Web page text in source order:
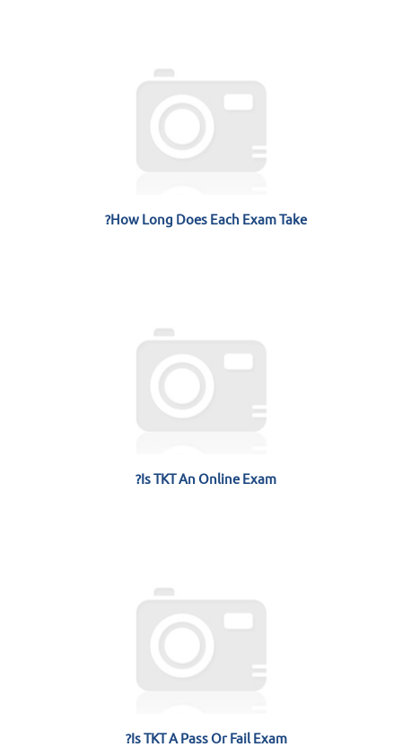
How Long Does Each Exam Take?
Is TKT An Online Exam?
Is TKT A Pass Or Fail Exam?